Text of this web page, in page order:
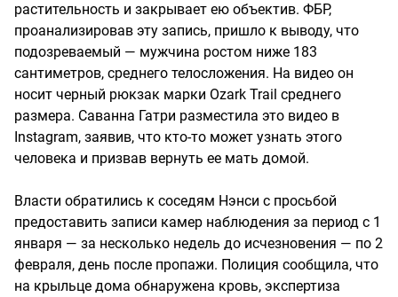
растительность и закрывает ею объектив. ФБР,
проанализировав эту запись, пришло к выводу, что
подозреваемый — мужчина ростом ниже 183
сантиметров, среднего телосложения. На видео он
носит черный рюкзак марки Ozark Trail среднего
размера. Саванна Гатри разместила это видео в
Instagram, заявив, что кто-то может узнать этого
человека и призвав вернуть ее мать домой.
Власти обратились к соседям Нэнси с просьбой
предоставить записи камер наблюдения за период с 1
января — за несколько недель до исчезновения — по 2
февраля, день после пропажи. Полиция сообщила, что
на крыльце дома обнаружена кровь, экспертиза